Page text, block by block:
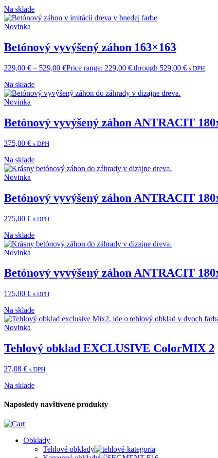
Na sklade
Novinka
Betónový vyvýšený záhon 163×163
229,00 € – 529,00 €Price range: 229,00 € through 529,00 € s DPH
Na sklade
Novinka
Betónový vyvýšený záhon ANTRACIT
375,00 € s DPH
Na sklade
Novinka
Betónový vyvýšený záhon ANTRACIT
275,00 € s DPH
Na sklade
Novinka
Betónový vyvýšený záhon ANTRACIT
175,00 € s DPH
Na sklade
Novinka
Tehlový obklad EXCLUSIVE ColorMIX 2
27,08 € s DPH
Na sklade
Naposledy navštívené produkty
Obklady
Tehlové obklady